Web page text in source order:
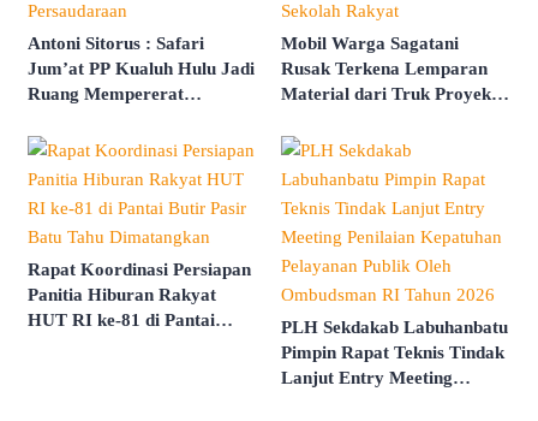
Antoni Sitorus : Safari
Jum’at PP Kualuh Hulu Jadi
Ruang Mempererat
Mobil Warga Sagatani
Rusak Terkena Lemparan
Material dari Truk Proyek
Rapat Koordinasi Persiapan
Panitia Hiburan Rakyat
HUT RI ke-81 di Pantai
PLH Sekdakab Labuhanbatu
Pimpin Rapat Teknis Tindak
Lanjut Entry Meeting